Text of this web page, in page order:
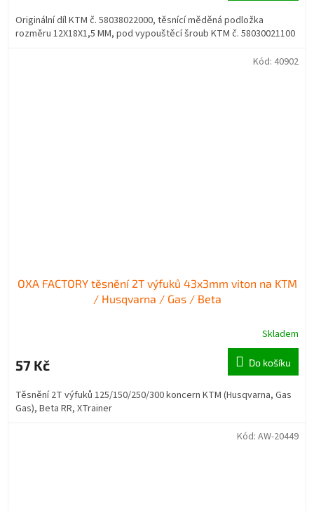
Originální díl KTM č. 58038022000, těsnící měděná podložka
rozměru 12X18X1,5 MM, pod vypouštěcí šroub KTM č. 58030021100
OXA FACTORY těsnění 2T výfuků 43x3mm viton na KTM
/ Husqvarna / Gas / Beta
Skladem
57 Kč Do košíku
Těsnění 2T výfuků 125/150/250/300 koncern KTM (Husqvarna, Gas
Gas), Beta RR, XTrainer
Kód: 40902
Kód: AW-20449